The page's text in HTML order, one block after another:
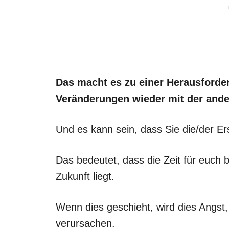
Das macht es zu einer
Veränderungen wieder mit der
Und es kann sein, dass Sie die/der
Das bedeutet, dass die Zeit für euch
Zukunft liegt.
Wenn dies geschieht, wird dies
verursachen.